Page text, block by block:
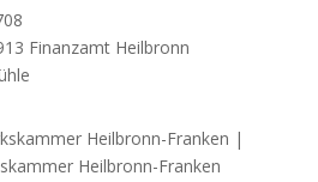
Finanzamt Heilbronn
Heilbronn-Franken |
Heilbronn-Franken